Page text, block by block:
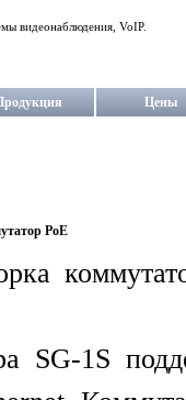
видеонаблюдения, VoIP.
Цены
PoE
SG-1S